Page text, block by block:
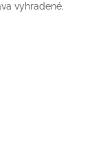
vyhradené.